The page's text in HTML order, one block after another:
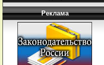
Реклама